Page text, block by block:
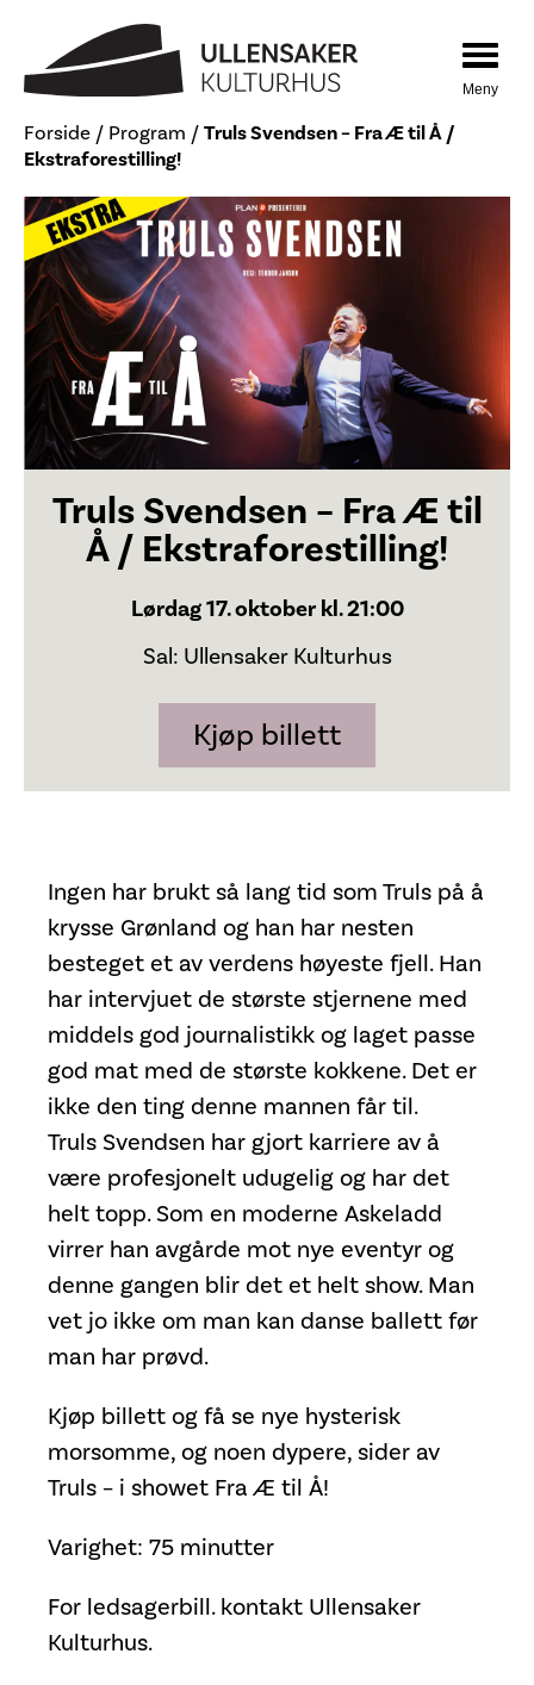
innhold
navigasjon
Forside / Program /Truls Svendsen – Fra Æ til Å /
Ekstraforestilling!
Truls Svendsen – Fra Æ til
Å / Ekstraforestilling!
Lørdag 17. oktober kl. 21:00
Sal: Ullensaker Kulturhus
Kjøp billett
Ingen har brukt så lang tid som Truls på å
krysse Grønland og han har nesten
besteget et av verdens høyeste fjell. Han
har intervjuet de største stjernene med
middels god journalistikk og laget passe
god mat med de største kokkene. Det er
ikke den ting denne mannen får til.
Truls Svendsen har gjort karriere av å
være profesjonelt udugelig og har det
helt topp. Som en moderne Askeladd
virrer han avgårde mot nye eventyr og
denne gangen blir det et helt show. Man
vet jo ikke om man kan danse ballett før
man har prøvd.
Kjøp billett og få se nye hysterisk
morsomme, og noen dypere, sider av
Truls – i showet Fra Æ til Å!
Varighet: 75 minutter
For ledsagerbill. kontakt Ullensaker
Kulturhus.